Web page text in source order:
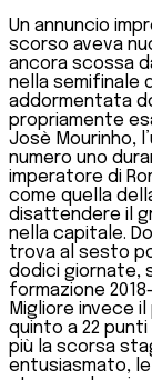
Un annuncio
scorso aveva
ancora scossa
nella semifinale
addormentata
propriamente
Josè Mourinho,
numero uno
imperatore di
come quella
disattendere il
nella capitale.
trova al sesto
dodici giornate,
formazione
Migliore invece
quinto a 22
più la scorsa
entusiasmato,